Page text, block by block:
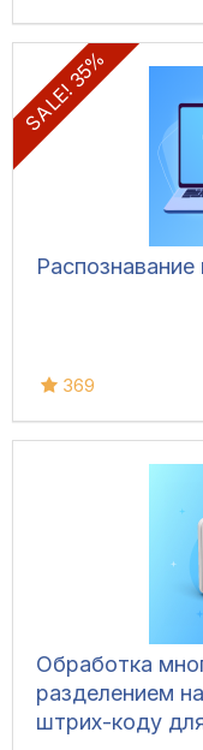
SALE! 35%
Распознавание
369
Обработка
разделением
штрих-коду